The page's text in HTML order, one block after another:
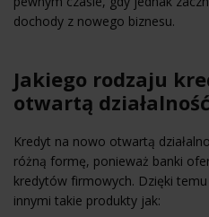
dochody z nowego biznesu.
Jakiego rodzaju
otwartą
Kredyt na nowo otwartą
różną formę, ponieważ banki
kredytów firmowych. Dzięki
innymi takie produkty jak: